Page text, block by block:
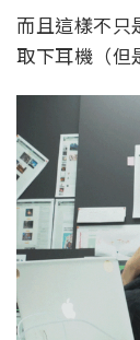
而且這樣不只
取下耳機（但